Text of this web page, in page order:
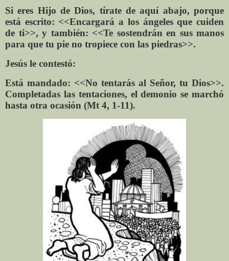
Si eres Hijo de Dios, tírate de aquí abajo, porque
está escrito: <<Encargará a los ángeles que cuiden
de ti>>, y también: <<Te sostendrán en sus manos
para que tu pie no tropiece con las piedras>>.
Jesús le contestó:
Está mandado: <<No tentarás al Señor, tu Dios>>.
Completadas las tentaciones, el demonio se marchó
hasta otra ocasión (Mt 4, 1-11).